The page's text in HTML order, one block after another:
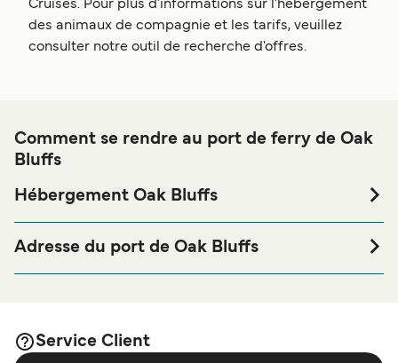
Cruises. Pour plus d'informations sur l'hébergement
des animaux de compagnie et les tarifs, veuillez
consulter notre outil de recherche d'offres.
Comment se rendre au port de ferry de Oak
Bluffs
Hébergement Oak Bluffs
Bluffs ou à proximité, avant ou après votre voyage ou si
vous êtes à la recherche de logements pour votre séjour,
Adresse du port de Oak Bluffs
Service Client